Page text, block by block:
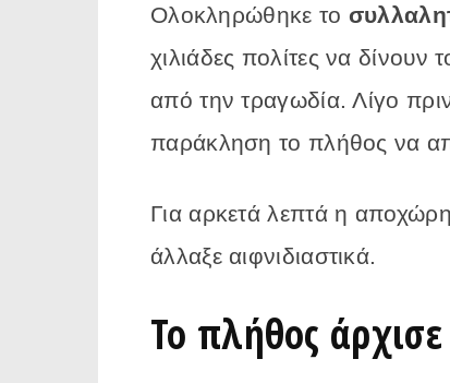
Ολοκληρώθηκε το
χιλιάδες πολίτες να
από την τραγωδία. Λίγο
παράκληση το πλήθος να
Για αρκετά λεπτά η
άλλαξε αιφνιδιαστικά.
Το πλήθος